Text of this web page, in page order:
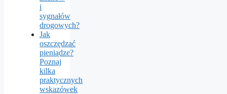
i
sygnałów
drogowych?
Jak
oszczędzać
pieniądze?
Poznaj
kilka
praktycznych
wskazówek